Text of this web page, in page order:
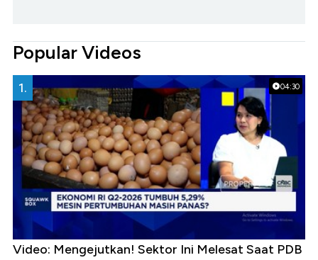
Popular Videos
04:30
1.
Video: Mengejutkan! Sektor Ini Melesat Saat PDB